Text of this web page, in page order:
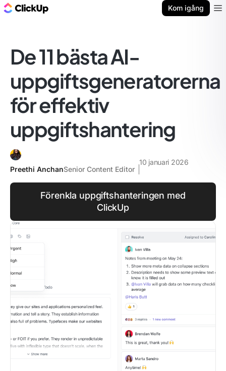
Kom igång
De 11 bästa AI-
uppgiftsgeneratorerna
för effektiv
uppgiftshantering
Preethi AnchanSenior Content Editor
10 januari 2026
Förenkla uppgiftshanteringen med
ClickUp